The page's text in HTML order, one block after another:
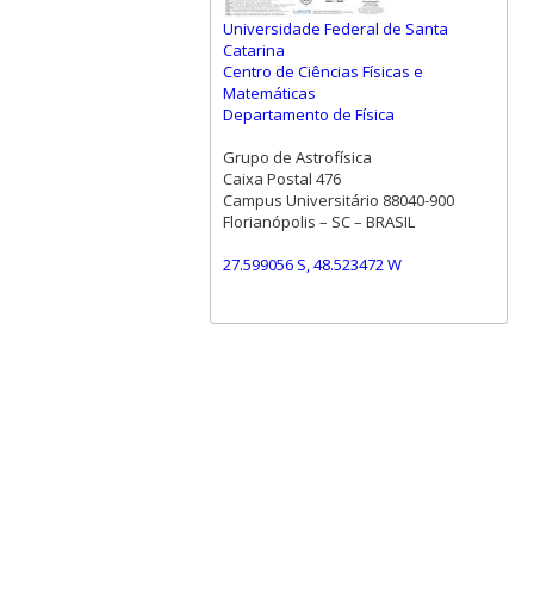
Universidade Federal de Santa
Catarina
Centro de Ciências Físicas e
Matemáticas
Departamento de Física
Grupo de Astrofísica
Caixa Postal 476
Campus Universitário 88040-900
Florianópolis – SC – BRASIL
27.599056 S, 48.523472 W